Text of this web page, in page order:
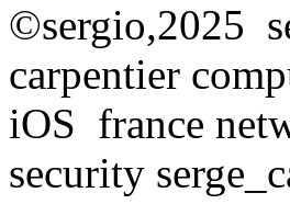
©sergio,2025
carpentier
iOS france
security